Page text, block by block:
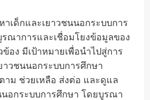
าเด็กและเยาวชนนอกระบบการ
ณาการและเชื่อมโยงข้อมูลของ
อง มีเป้าหมายเพื่อนำไปสู่การ
าวชนนอกระบบการศึกษา
าม ช่วยเหลือ ส่งต่อ และดูแล
นอกระบบการศึกษา โดยบูรณา